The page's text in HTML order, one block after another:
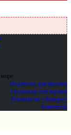
мире
Подписка для физлиц
Подписка для юрлиц
Реклама на «Хакере»
Контакты